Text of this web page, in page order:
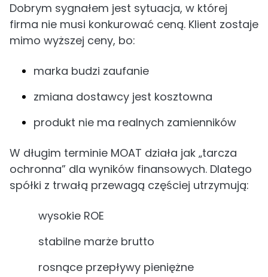
Dobrym sygnałem jest sytuacja, w której
firma nie musi konkurować ceną. Klient zostaje
mimo wyższej ceny, bo:
marka budzi zaufanie
zmiana dostawcy jest kosztowna
produkt nie ma realnych zamienników
W długim terminie MOAT działa jak „tarcza
ochronna” dla wyników finansowych. Dlatego
spółki z trwałą przewagą częściej utrzymują:
wysokie ROE
stabilne marże brutto
rosnące przepływy pieniężne